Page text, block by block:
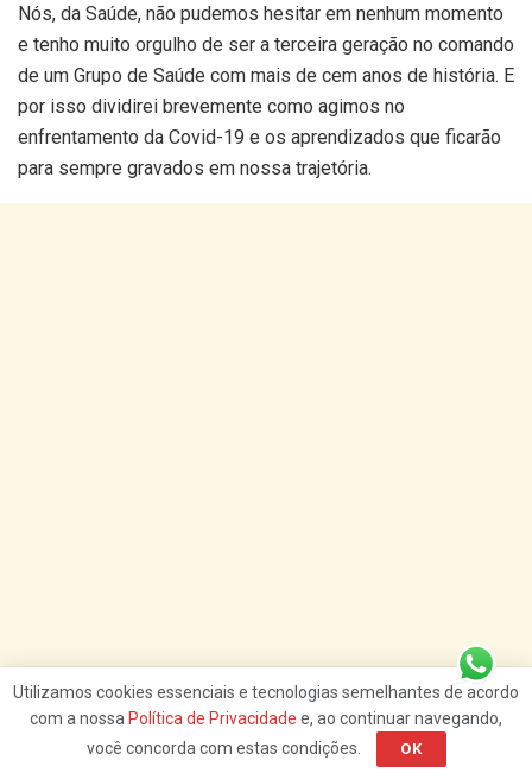
Nós, da Saúde, não pudemos hesitar em nenhum momento
e tenho muito orgulho de ser a terceira geração no comando
de um Grupo de Saúde com mais de cem anos de história. E
por isso dividirei brevemente como agimos no
enfrentamento da Covid-19 e os aprendizados que ficarão
para sempre gravados em nossa trajetória.
Logo quando houve a confirmação do primeiro caso no
Utilizamos cookies essenciais e tecnologias semelhantes de acordo
com a nossa Política de Privacidade e, ao continuar navegando,
você concorda com estas condições.
OK